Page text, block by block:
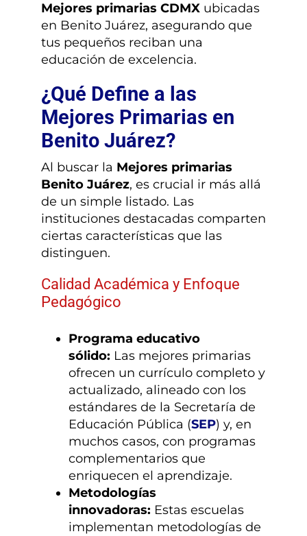
Mejores primarias CDMXubicadas
en Benito Juárez, asegurando que
tus pequeños reciban una
educación de excelencia.
¿Qué Define a las
Mejores Primarias en
Benito Juárez?
Al buscar la Mejores primarias
Benito Juárez, es crucial ir más allá
de un simple listado. Las
instituciones destacadas comparten
ciertas características que las
distinguen.
Calidad Académica y Enfoque
Pedagógico
Programa educativo
sólido: Las mejores primarias
ofrecen un currículo completo y
actualizado, alineado con los
estándares de la Secretaría de
Educación Pública (SEP) y, en
muchos casos, con programas
complementarios que
enriquecen el aprendizaje.
Metodologías
innovadoras: Estas escuelas
implementan metodologías de